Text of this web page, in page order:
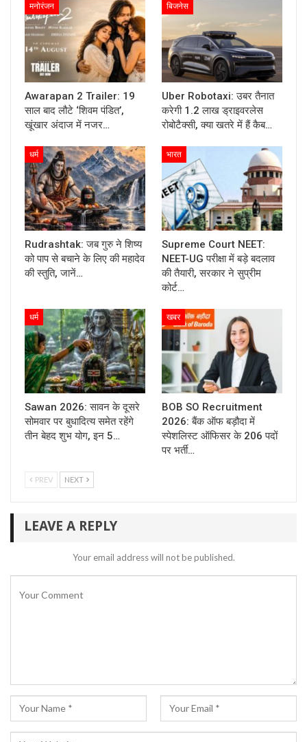
मनोरंजन
Awarapan 2 Trailer: 19
साल बाद लौटे ‘शिवम पंडित’,
खूंखार अंदाज में नजर…
बिजनेस
Uber Robotaxi: उबर तैनात
करेगी 1.2 लाख ड्राइवरलेस
रोबोटैक्सी, क्या खतरे में हैं कैब…
धर्म
Rudrashtak: जब गुरु ने शिष्य
को पाप से बचाने के लिए की महादेव
की स्तुति, जानें…
भारत
Supreme Court NEET:
NEET-UG परीक्षा में बड़े बदलाव
की तैयारी, सरकार ने सुप्रीम
कोर्ट…
धर्म
Sawan 2026: सावन के दूसरे
सोमवार पर बुधादित्य समेत रहेंगे
तीन बेहद शुभ योग, इन 5…
खबर
BOB SO Recruitment
2026: बैंक ऑफ बड़ौदा में
स्पेशलिस्ट ऑफिसर के 206 पदों
पर भर्ती…
PREV NEXT
LEAVE A REPLY
Your email address will not be published.